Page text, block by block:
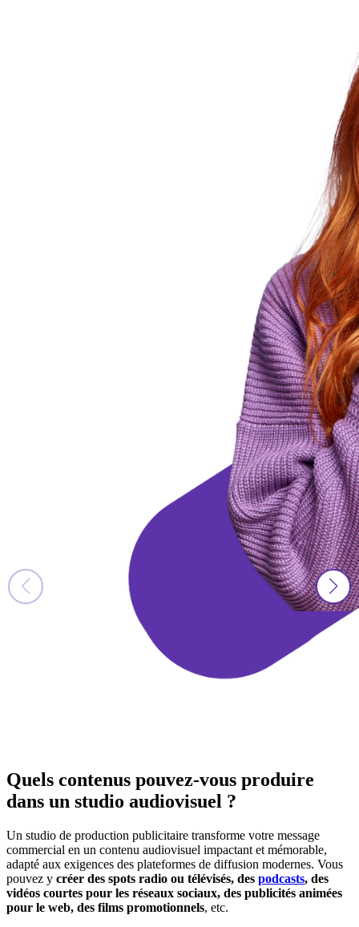
Quels contenus pouvez-vous produire
dans un studio audiovisuel ?
Un studio de production publicitaire transforme votre message
commercial en un contenu audiovisuel impactant et mémorable,
adapté aux exigences des plateformes de diffusion modernes. Vous
pouvez y créer des spots radio ou télévisés, des podcasts, des
vidéos courtes pour les réseaux sociaux, des publicités animées
pour le web, des films promotionnels, etc.